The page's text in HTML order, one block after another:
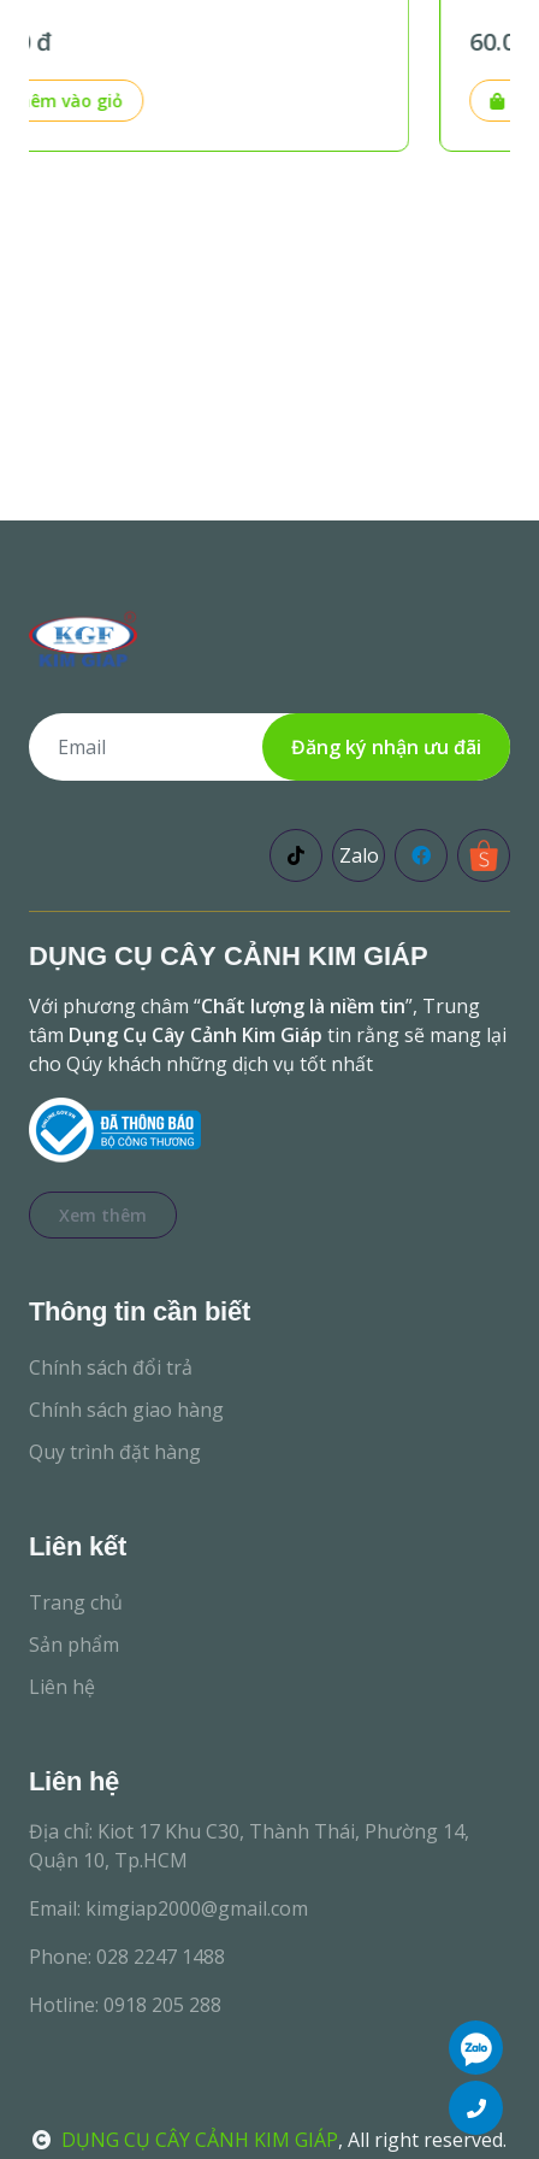
Thêm vào giỏ
Đăng ký nhận ưu đãi
Zalo
DỤNG CỤ CÂY CẢNH KIM GIÁP
Với phương châm “Chất lượng là niềm tin”, Trung
tâm Dụng Cụ Cây Cảnh Kim Giáp tin rằng sẽ mang lại
cho Qúy khách những dịch vụ tốt nhất
Xem thêm
Thông tin cần biết
Chính sách đổi trả
Chính sách giao hàng
Quy trình đặt hàng
Liên kết
Trang chủ
Sản phẩm
Liên hệ
Liên hệ
Địa chỉ: Kiot 17 Khu C30, Thành Thái, Phường 14,
Quận 10, Tp.HCM
Email: kimgiap2000@gmail.com
Phone: 028 2247 1488
Hotline: 0918 205 288
DỤNG CỤ CÂY CẢNH KIM GIÁP, All right reserved.